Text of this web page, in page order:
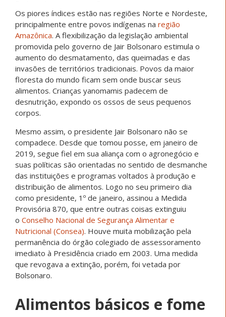
Os piores índices estão nas regiões Norte e Nordeste,
principalmente entre povos indígenas na região
Amazônica. A flexibilização da legislação ambiental
promovida pelo governo de Jair Bolsonaro estimula o
aumento do desmatamento, das queimadas e das
invasões de territórios tradicionais. Povos da maior
floresta do mundo ficam sem onde buscar seus
alimentos. Crianças yanomamis padecem de
desnutrição, expondo os ossos de seus pequenos
corpos.
Mesmo assim, o presidente Jair Bolsonaro não se
compadece. Desde que tomou posse, em janeiro de
2019, segue fiel em sua aliança com o agronegócio e
suas políticas são orientadas no sentido de desmanche
das instituições e programas voltados à produção e
distribuição de alimentos. Logo no seu primeiro dia
como presidente, 1º de janeiro, assinou a Medida
Provisória 870, que entre outras coisas extinguiu
o Conselho Nacional de Segurança Alimentar e
Nutricional (Consea). Houve muita mobilização pela
permanência do órgão colegiado de assessoramento
imediato à Presidência criado em 2003. Uma medida
que revogava a extinção, porém, foi vetada por
Bolsonaro.
Alimentos básicos e fome